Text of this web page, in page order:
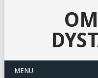
MENU